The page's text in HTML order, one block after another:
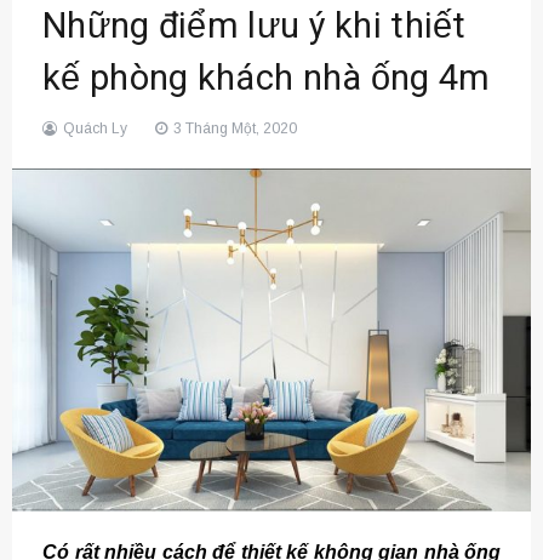
Những điểm lưu ý khi thiết
kế phòng khách nhà ống 4m
Quách Ly 3 Tháng Một, 2020
Có rất nhiều cách để thiết kế không gian nhà ống